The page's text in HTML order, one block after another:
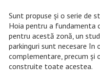
Sunt propuse și o serie de
Hoia pentru a fundamenta
pentru acestă zonă, un
parkinguri sunt necesare în
complementare, precum
construite toate acestea.